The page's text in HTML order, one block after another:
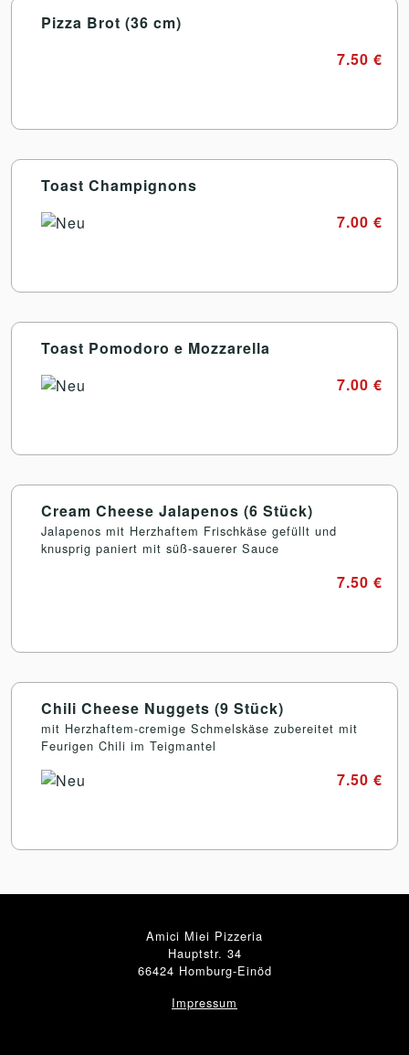
Pizza Brot (36 cm)
7.50 €
Toast Champignons
7.00 €
Toast Pomodoro e Mozzarella
7.00 €
Cream Cheese Jalapenos (6 Stück)
Jalapenos mit Herzhaftem Frischkäse gefüllt und
knusprig paniert mit süß-sauerer Sauce
7.50 €
Chili Cheese Nuggets (9 Stück)
mit Herzhaftem-cremige Schmelskäse zubereitet mit
Feurigen Chili im Teigmantel
7.50 €
Amici Miei Pizzeria
Hauptstr. 34
66424 Homburg-Einöd
Impressum